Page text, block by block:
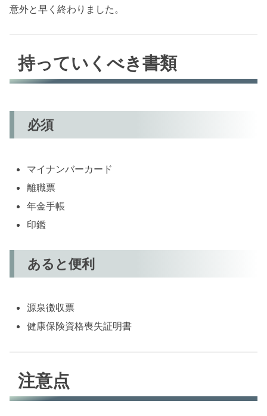
意外と早く終わりました。
持っていくべき書類
必須
マイナンバーカード
離職票
年金手帳
印鑑
あると便利
源泉徴収票
健康保険資格喪失証明書
注意点